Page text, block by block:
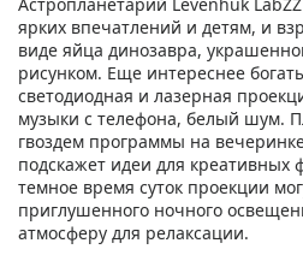
ярких впечатлений и детям, и
виде яйца динозавра,
рисунком. Еще интереснее
светодиодная и лазерная
музыки с телефона, белый шум.
гвоздем программы на
подскажет идеи для креативных
темное время суток проекции
приглушенного ночного
атмосферу для релаксации.